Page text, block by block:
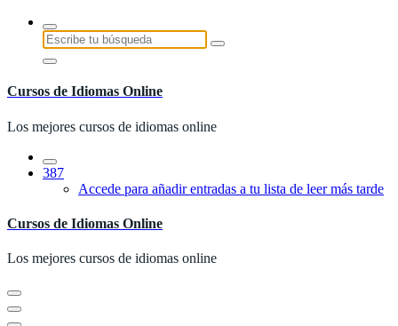
Saltar
contenido
Buscar:
Cursos de Idiomas Online
Los mejores cursos de idiomas online
387
Accede para añadir entradas a tu lista de leer más tarde
Cursos de Idiomas Online
Los mejores cursos de idiomas online